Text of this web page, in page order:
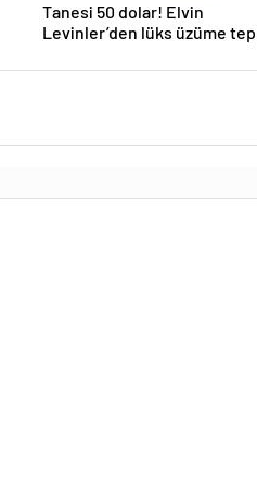
Tanesi 50 dolar! Elvin
Levinler’den lüks üzüme